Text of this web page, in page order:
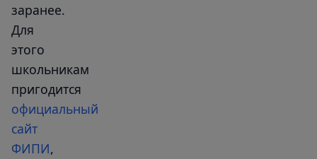
заранее.
Для
этого
школьникам
пригодится
официальный
сайт
ФИПИ,